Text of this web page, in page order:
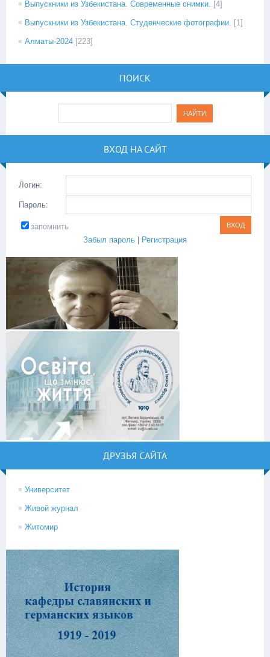
Выпускники из Узбекистана. Современные снимки. [4]
Выпускники из Узбекистана. Студенческие фотографии. [1]
Алматы-2024 [223]
ПОИСК
ВХОД НА САЙТ
Логин:
Пароль:
запомнить
Забыл пароль
Регистрация
ДРУЗЬЯ САЙТА
Университет
Живой журнал
Житомир